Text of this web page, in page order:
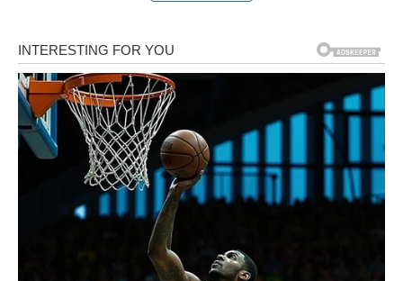
Emotivno, Vage mogu biti suočene sa istinom koja boli, ali
oslobađa. Mnogi pripadnici ovog znaka shvataju da su
predugo ostajali u odnosima ili situacijama koje su im
donosile mir samo prividno. Sada dolazi prilika da se
napravi rez koji vodi ka istinskoj harmoniji.
Na poslovnom planu, odluka koju donesete u narednim
danima može imati dugoročne posledice. Ovo nije vreme
za kompromis koji vas potkopava, već za izbor koji vas
jača. Čak i ako deluje rizično, ono što je u skladu sa